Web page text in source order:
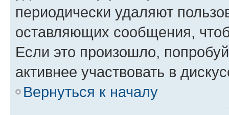
периодически удаляют
оставляющих сообщения,
Если это произошло,
активнее участвовать в
Вернуться к началу